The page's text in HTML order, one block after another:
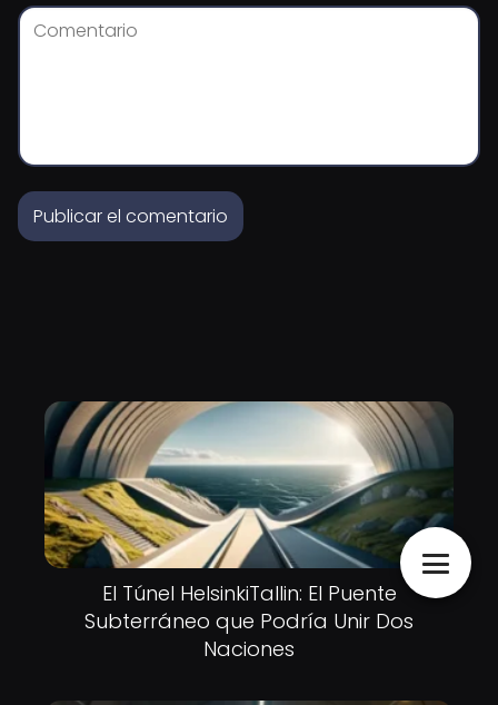
El Túnel HelsinkiTallin: El Puente
Subterráneo que Podría Unir Dos
Naciones